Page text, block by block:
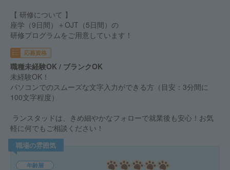
【 研修について 】
座学（9日間）＋OJT（5日間）の
研修プログラムをご用意しています！
応募資格
職種未経験OK / ブランクOK
未経験OK！
パソコンでのスムーズな文字入力ができる方（目安：3分間に
100文字程度）
ランスタッドは、きめ細やかなフォローで就業後も安心！お気
軽に何でもご相談ください！
職場の雰囲気
年齢層